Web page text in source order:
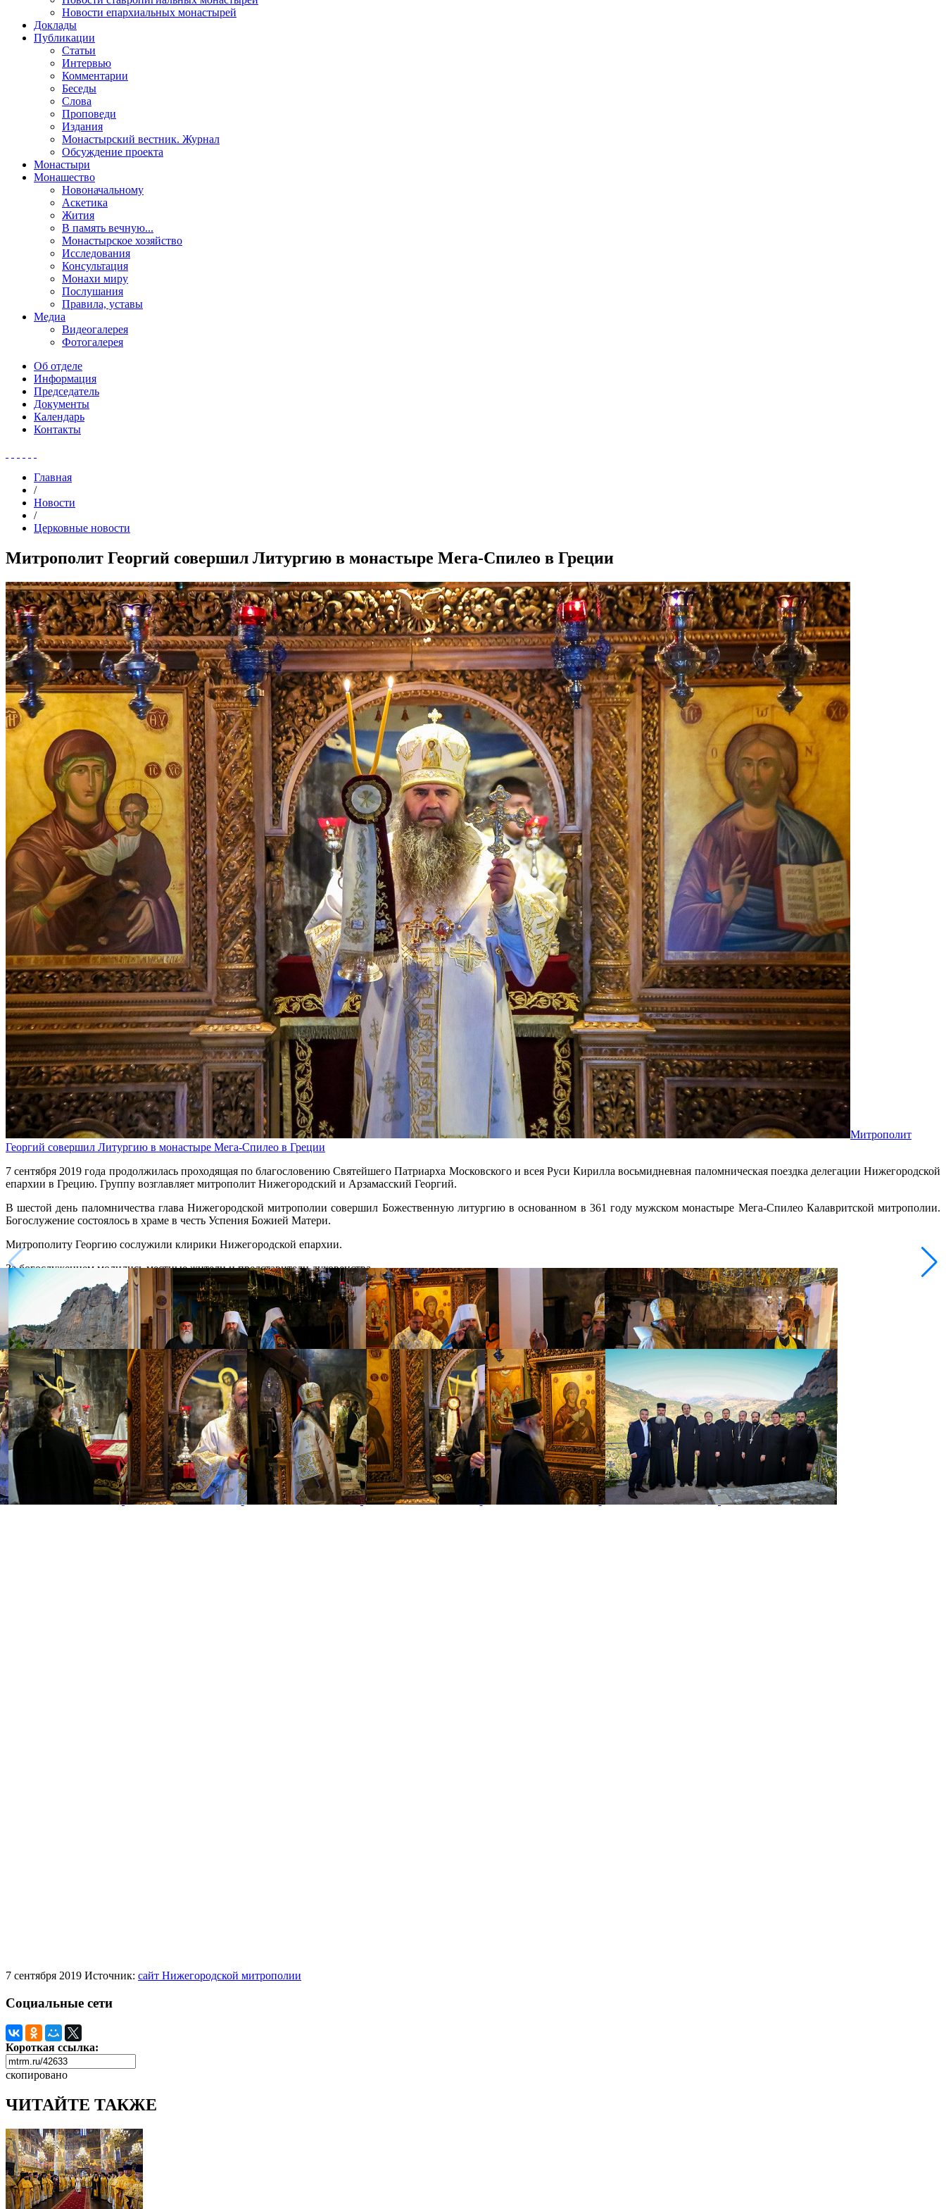
Новости епархиальных монастырей
Доклады
Публикации
Статьи
Интервью
Комментарии
Беседы
Слова
Проповеди
Издания
Монастырский вестник. Журнал
Обсуждение проекта
Монастыри
Монашество
Новоначальному
Аскетика
Жития
В память вечную...
Монастырское хозяйство
Исследования
Консультация
Монахи миру
Послушания
Правила, уставы
Медиа
Видеогалерея
Фотогалерея
Об отделе
Информация
Председатель
Документы
Календарь
Контакты
Главная
/
Новости
/
Церковные новости
Митрополит Георгий совершил Литургию в монастыре Мега-Спилео в Греции
Митрополит
Георгий совершил Литургию в монастыре Мега-Спилео в Греции
7 сентября 2019 года продолжилась проходящая по благословению Святейшего Патриарха Московского и всея Руси Кирилла восьмидневная паломническая поездка делегации Нижегородской
епархии в Грецию. Группу возглавляет митрополит Нижегородский и Арзамасский Георгий.
В шестой день паломничества глава Нижегородской митрополии совершил Божественную литургию в основанном в 361 году мужском монастыре Мега-Спилео Калавритской митрополии.
Богослужение состоялось в храме в честь Успения Божией Матери.
Митрополиту Георгию сослужили клирики Нижегородской епархии.
За богослужением молились местные жители и представители духовенства.
Распечатать
Фото
7 сентября 2019 Источник: сайт Нижегородской митрополии
Социальные сети
Короткая ссылка:
скопировано
ЧИТАЙТЕ ТАКЖЕ